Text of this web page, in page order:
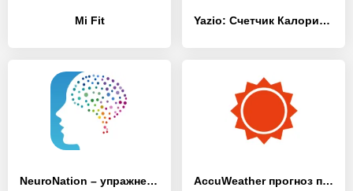
Mi Fit Yazio: Счетчик Калорий и Диета
NeuroNation – упражнения для мозга AccuWeather прогноз погоды